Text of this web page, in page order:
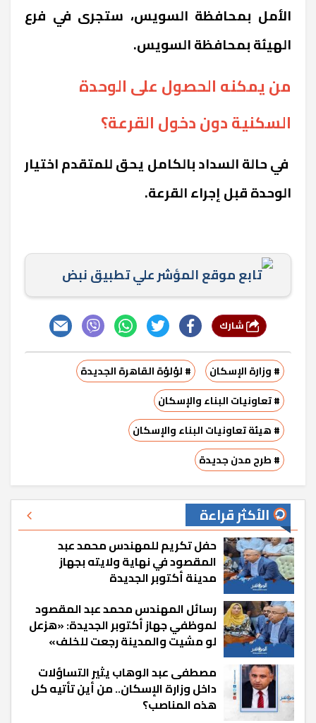
الأمل بمحافظة السويس، ستجرى في فرع
الهيئة بمحافظة السويس.
من يمكنه الحصول على الوحدة
السكنية دون دخول القرعة؟
في حالة السداد بالكامل يحق للمتقدم اختيار
الوحدة قبل إجراء القرعة.
تابع موقع المؤشر علي تطبيق نبض
# وزارة الإسكان
# لؤلؤة القاهرة الجديدة
# تعاونيات البناء والإسكان
# هيئة تعاونيات البناء والإسكان
# طرح مدن جديدة
الأكثر قراءة
حفل تكريم للمهندس محمد عبد
المقصود في نهاية ولايته بجهاز
مدينة أكتوبر الجديدة
رسائل المهندس محمد عبد المقصود
لموظفي جهاز أكتوبر الجديدة: «هزعل
لو مشيت والمدينة رجعت للخلف»
مصطفى عبد الوهاب يثير التساؤلات
داخل وزارة الإسكان.. من أين تأتيه كل
هذه المناصب؟